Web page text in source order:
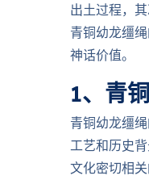
出土过程，
青铜幼龙缰
神话价值。
1、青
青铜幼龙缰
工艺和历史
文化密切相